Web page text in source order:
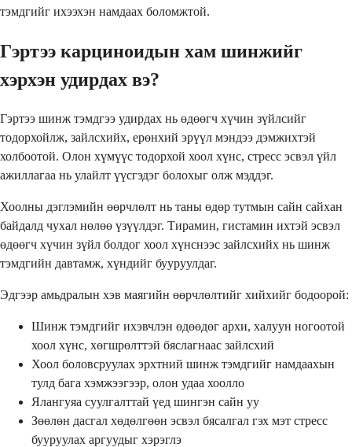
тэмдгийг ихээхэн намдаах боломжтой.
Гэртээ карциноидын хам шинжийг
хэрхэн удирдах вэ?
Гэртээ шинж тэмдгээ удирдах нь өдөөгч хүчин зүйлсийг
тодорхойлж, зайлсхийх, ерөнхий эрүүл мэндээ дэмжихтэй
холбоотой. Олон хүмүүс тодорхой хоол хүнс, стресс эсвэл үйл
ажиллагаа нь улайлт үүсгэдэг болохыг олж мэддэг.
Хоолны дэглэмийн өөрчлөлт нь таны өдөр тутмын сайн сайхан
байдалд чухал нөлөө үзүүлдэг. Тирамин, гистамин ихтэй эсвэл
өдөөгч хүчин зүйл болдог хоол хүнснээс зайлсхийх нь шинж
тэмдгийн давтамж, хүндийг бууруулдаг.
Эдгээр амьдралын хэв маягийн өөрчлөлтийг хийхийг бодоорой:
Шинж тэмдгийг ихэвчлэн өдөөдөг архи, халуун ногоотой
хоол хүнс, хөгшрөлттэй бяслагнаас зайлсхий
Хоол боловсруулах эрхтний шинж тэмдгийг намдаахын
тулд бага хэмжээгээр, олон удаа хоолло
Ялангуяа суулгалттай үед шингэн сайн уу
Зөөлөн дасгал хөдөлгөөн эсвэл бясалгал гэх мэт стресс
бууруулах аргуудыг хэрэглэ